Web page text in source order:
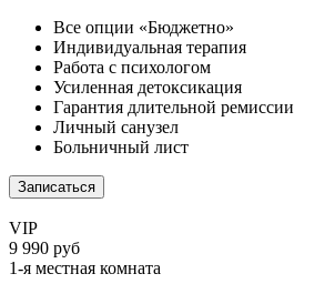
Все опции «Бюджетно»
Индивидуальная терапия
Работа с психологом
Усиленная детоксикация
Гарантия длительной ремиссии
Личный санузел
Больничный лист
Записаться
VIP
9 990 руб
1-я местная комната